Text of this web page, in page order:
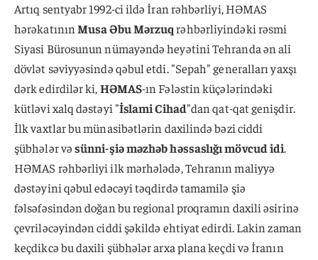
Artıq sentyabr 1992-ci ildə İran rəhbərliyi, HƏMAS
hərəkatınınMusa Əbu Mərzuqrəhbərliyindəki rəsmi
Siyasi Bürosunun nümayəndə heyətini Tehranda ən ali
dövlət səviyyəsində qəbul etdi. "Sepah" generalları yaxşı
dərk edirdilər ki,HƏMAS-ın Fələstin küçələrindəki
kütləvi xalq dəstəyi "İslami Cihad"dan qat-qat genişdir.
İlk vaxtlar bu münasibətlərin daxilində bəzi ciddi
şübhələr vəsünni-şiə məzhəb həssaslığı mövcud idi.
HƏMAS rəhbərliyi ilk mərhələdə, Tehranın maliyyə
dəstəyini qəbul edəcəyi təqdirdə tamamilə şiə
fəlsəfəsindən doğan bu regional proqramın daxili əsirinə
çevriləcəyindən ciddi şəkildə ehtiyat edirdi. Lakin zaman
keçdikcə bu daxili şübhələr arxa plana keçdi və İranın